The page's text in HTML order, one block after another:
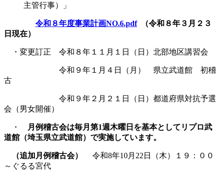
主管行事）」
令和８年度事業計画NO.6.pdf（令和８年３月２３
日現在）
・変更訂正 令和８年１１月１日（日）北部地区講習会
令和９年１月４日（月） 県立武道館 初稽
古
令和９年２月２１日（日）都道府県対抗予選
会（男女開催）
・
月例稽古会は毎月第1週木曜日を基本としてリプロ武
道館（埼玉県立武道館）で実施しています。
（追加月例稽古会） 令和8年10月22日（木）１９：００
～ぐるる宮代